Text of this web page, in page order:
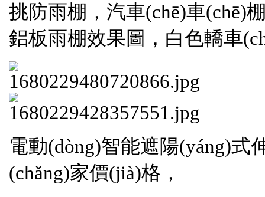
挑防雨棚，汽車(chē)車(chē)棚
鋁板雨棚效果圖，白色轎
電動(dòng)智能遮陽(yáng)式
(chǎng)家價(jià)格，